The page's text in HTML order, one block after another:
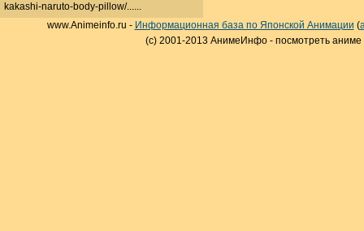
kakashi-naruto-body-pillow/......
www.Animeinfo.ru - Информационная база по Японской Анимации (
(c) 2001-2013 АнимеИнфо - посмотреть аниме